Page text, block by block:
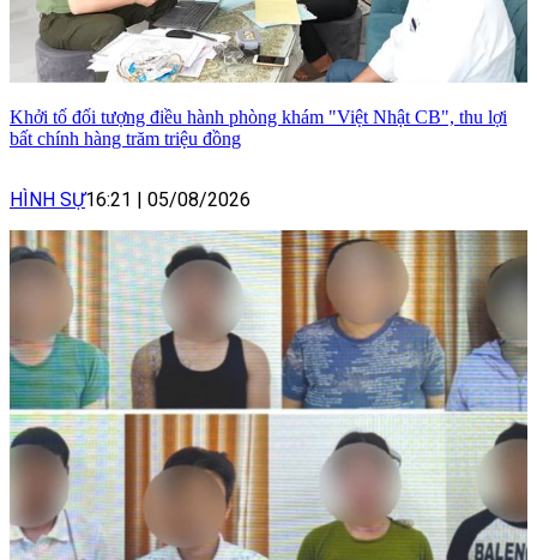
Khởi tố đối tượng điều hành phòng khám "Việt Nhật CB", thu lợi
bất chính hàng trăm triệu đồng
HÌNH SỰ16:21 05/08/2026